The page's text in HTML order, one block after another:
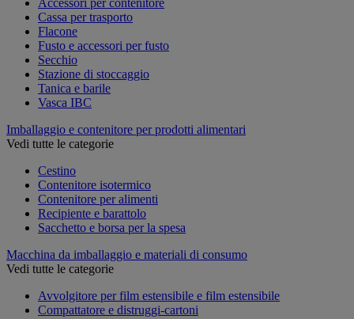
Cassa per trasporto
Flacone
Fusto e accessori per fusto
Secchio
Stazione di stoccaggio
Tanica e barile
Vasca IBC
Imballaggio e contenitore per prodotti alimentari
Vedi tutte le categorie
Cestino
Contenitore isotermico
Contenitore per alimenti
Recipiente e barattolo
Sacchetto e borsa per la spesa
Macchina da imballaggio e materiali di consumo
Vedi tutte le categorie
Avvolgitore per film estensibile e film estensibile
Compattatore e distruggi-cartoni